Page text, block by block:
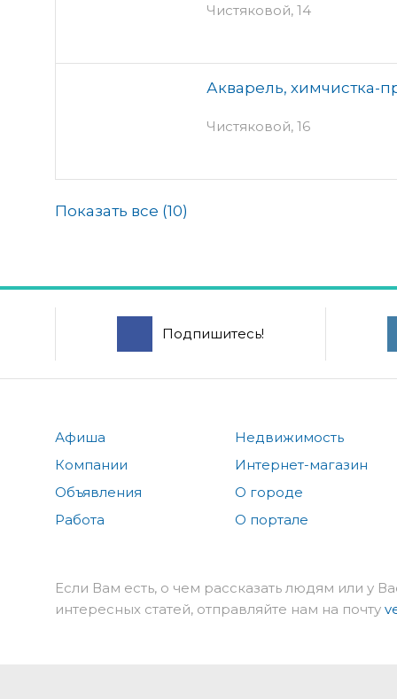
Чистяковой, 14
Акварель, химчистка-
Чистяковой, 16
Показать все (10)
Подпишитесь!
Афиша
Компании
Объявления
Работа
Недвижимость
Интернет-магазин
О городе
О портале
Если Вам есть, о чем рассказать людям или у
интересных статей, отправляйте нам на почту